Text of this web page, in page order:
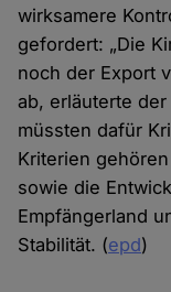
wirksamere
gefordert: „Die
noch der Export
ab, erläuterte
müssten dafür
Kriterien
sowie die
Empfängerland
Stabilität. (epd)